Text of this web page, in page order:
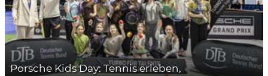
Porsche Kids Day: Tennis erleben,